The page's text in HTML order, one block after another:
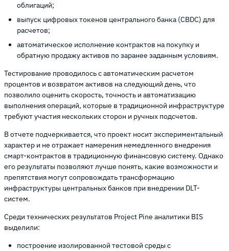
облигаций;
выпуск цифровых токенов центрального банка (CBDC) для
расчетов;
автоматическое исполнение контрактов на покупку и
обратную продажу активов по заранее заданным условиям.
Тестирование проводилось с автоматическим расчетом
процентов и возвратом активов на следующий день, что
позволило оценить скорость, точность и автоматизацию
выполнения операций, которые в традиционной инфраструктуре
требуют участия нескольких сторон и ручных подсчетов.
В отчете подчеркивается, что проект носит экспериментальный
характер и не отражает намерения немедленного внедрения
смарт-контрактов в традиционную финансовую систему. Однако
его результаты позволяют лучше понять, какие возможности и
препятствия могут сопровождать трансформацию
инфраструктуры центральных банков при внедрении DLT-
систем.
Среди технических результатов Project Pine аналитики BIS
выделили:
построение изолированной тестовой среды с